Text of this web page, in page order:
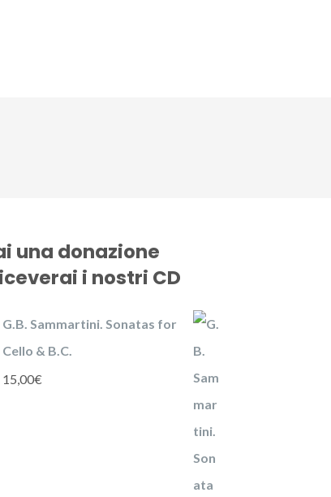
una donazione
i nostri CD
G.B. Sammartini. Sonatas for
Cello & B.C.
15,00€